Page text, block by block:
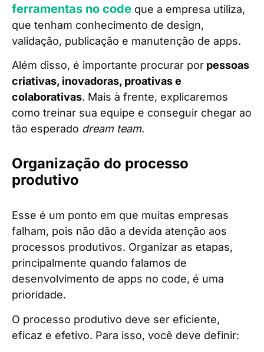
ferramentas no code que a empresa utiliza,
que tenham conhecimento de design,
validação, publicação e manutenção de apps.
Além disso, é importante procurar por pessoas
criativas, inovadoras, proativas e
colaborativas. Mais à frente, explicaremos
como treinar sua equipe e conseguir chegar ao
tão esperado dream team.
Organização do processo
produtivo
Esse é um ponto em que muitas empresas
falham, pois não dão a devida atenção aos
processos produtivos. Organizar as etapas,
principalmente quando falamos de
desenvolvimento de apps no code, é uma
prioridade.
O processo produtivo deve ser eficiente,
eficaz e efetivo. Para isso, você deve definir: